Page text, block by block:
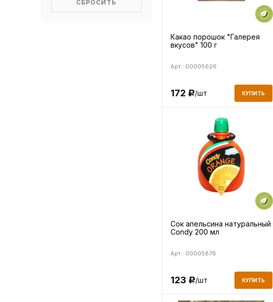
Какао порошок "Галерея
вкусов" 100 г
Арт.: 00005626
172 Р/шт КУПИТЬ
Сок апельсина натуральный
Condy 200 мл
Арт.: 00005878
123 Р/шт КУПИТЬ